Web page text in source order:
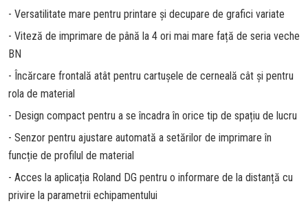
- Versatilitate mare pentru printare şi decupare de grafici variate
- Viteză de imprimare de până la 4 ori mai mare față de seria veche
BN
- Încărcare frontală atât pentru cartușele de cerneală cât și pentru
rola de material
- Design compact pentru a se încadra în orice tip de spațiu de lucru
- Senzor pentru ajustare automată a setărilor de imprimare în
funcție de profilul de material
- Acces la aplicația Roland DG pentru o informare de la distanță cu
privire la parametrii echipamentului